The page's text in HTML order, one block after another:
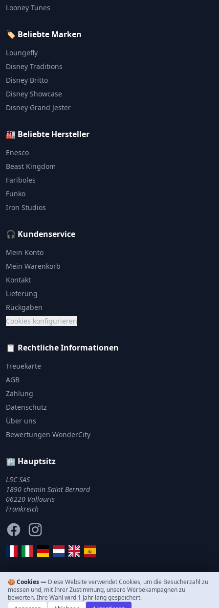
Looney Tunes
🏷️ Beliebte Marken
Loungefly
Disney Traditions
Disney Britto
Disney Showcase
Disney Grand Jester
🏭 Beliebte Hersteller
Enesco
Beast Kingdom
Fariboles
Funko
Iron Studios
🎧 Kundenservice
Mein Konto
Mein Warenkorb
Kontakt
Lieferung
Rückgaben
Cookies konfigurieren
📋 Rechtliche Informationen
Treuekarte
AGB
Zahlung
Datenschutz
Über uns
Bewertungen WonderCity
🏢 Hauptsitz
L5C SAS
1890 chemin Saint Bernard
06220 Vallauris
Frankreich
FacebookInstagram
© 2011–2026 WonderCity. Alle Rechte vorbehalten.
🍪 Cookies — Diese Website verwendet Cookies, um die Besucherzahl zu
messen und, mit Ihrer Zustimmung, unsere Werbekampagnen zu
bewerten. Ihre Wahl wird 1 Jahr lang gespeichert.